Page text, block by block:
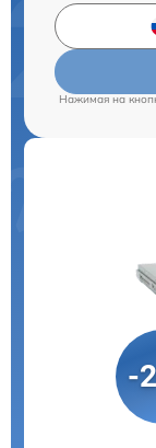
Нажимая на
-